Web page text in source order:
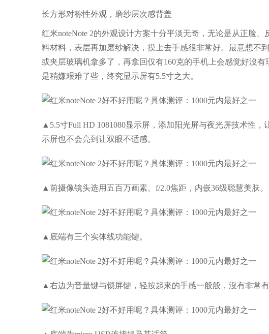
长方形对称性外观，磨纱层次感背盖
红米noteNote 2的外观设计方案十分平淡无奇，无论是从正脸
料材料，表层再加磨纱解决，摸上去手感很非常好。最意想不
或夹层玻璃机拿多了，再拿回仅有160克的手机上会感觉好沒
是稍嫌艰难了些，终究显示屏有5.5寸之大。
▲5.5寸Full HD 1081080显示屏，添加阳光屏与夜光屏技术性
示屏也不会亮到让双眼不适感。
▲前摄像镜头选用五百万画素、f/2.0焦距，内嵌36级聪慧美肤。
▲底端有三个实体线功能键。
▲右边为音量键与锁屏键，轻按起來的手感一般般，沒有非常有